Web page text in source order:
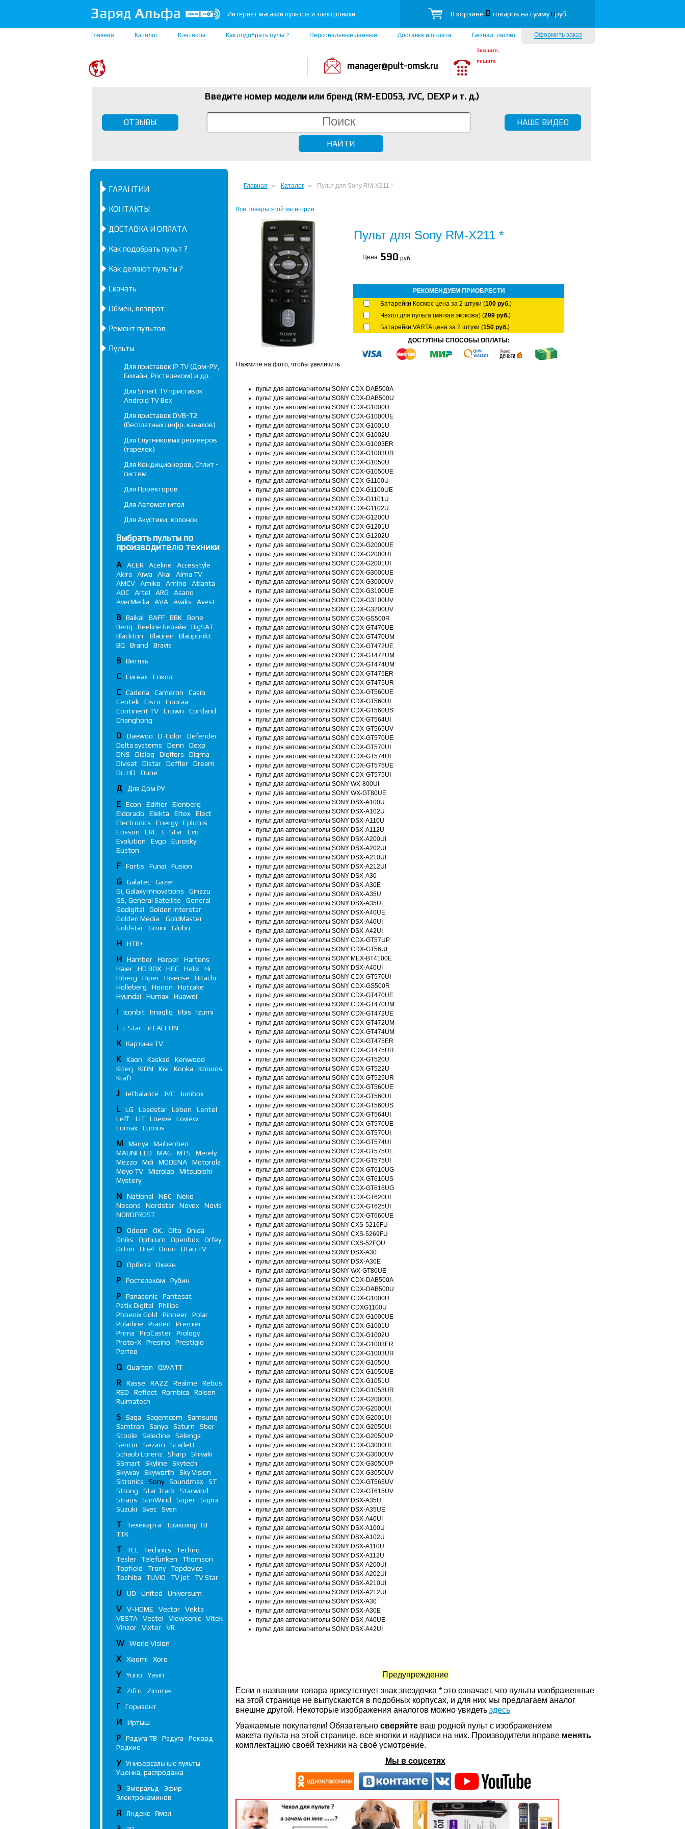
Интернет магазин пультов и электроники В корзине 0товаров на сумму0руб.
Оформить заказ
Главная Каталог Контакты Как подобрать пульт? Персональные данные Доставка и оплата Безнал. расчёт
manager@pult-omsk.ru
Звоните,
пишите
Введите номер модели или бренд (RM-ED053, JVC, DEXP и т. д.)
ОТЗЫВЫ НАШЕ ВИДЕО
Главная Каталог Пульт для Sony RM-X211 *
Все товары этой категории
Нажмите на фото, чтобы увеличить
Пульт для Sony RM-X211 *
Цена: 590 руб.
РЕКОМЕНДУЕМ ПРИОБРЕСТИ
Батарейки Космос цена за 2 штуки (100 руб.)
Чехол для пульта (мягкая экокожа) (299 руб.)
Батарейки VARTA цена за 2 штуки (150 руб.)
ДОСТУПНЫ СПОСОБЫ ОПЛАТЫ:
пульт для автомагнитолы SONY CDX-DAB500A
пульт для автомагнитолы SONY CDX-DAB500U
пульт для автомагнитолы SONY CDX-G1000U
пульт для автомагнитолы SONY CDX-G1000UE
пульт для автомагнитолы SONY CDX-G1001U
пульт для автомагнитолы SONY CDX-G1002U
пульт для автомагнитолы SONY CDX-G1003ER
пульт для автомагнитолы SONY CDX-G1003UR
пульт для автомагнитолы SONY CDX-G1050U
пульт для автомагнитолы SONY CDX-G1050UE
пульт для автомагнитолы SONY CDX-G1100U
пульт для автомагнитолы SONY CDX-G1100UE
пульт для автомагнитолы SONY CDX-G1101U
пульт для автомагнитолы SONY CDX-G1102U
пульт для автомагнитолы SONY CDX-G1200U
пульт для автомагнитолы SONY CDX-G1201U
пульт для автомагнитолы SONY CDX-G1202U
пульт для автомагнитолы SONY CDX-G2000UE
пульт для автомагнитолы SONY CDX-G2000UI
пульт для автомагнитолы SONY CDX-G2001UI
пульт для автомагнитолы SONY CDX-G3000UE
пульт для автомагнитолы SONY CDX-G3000UV
пульт для автомагнитолы SONY CDX-G3100UE
пульт для автомагнитолы SONY CDX-G3100UV
пульт для автомагнитолы SONY CDX-G3200UV
пульт для автомагнитолы SONY CDX-GS500R
пульт для автомагнитолы SONY CDX-GT470UE
пульт для автомагнитолы SONY CDX-GT470UM
пульт для автомагнитолы SONY CDX-GT472UE
пульт для автомагнитолы SONY CDX-GT472UM
пульт для автомагнитолы SONY CDX-GT474UM
пульт для автомагнитолы SONY CDX-GT475ER
пульт для автомагнитолы SONY CDX-GT475UR
пульт для автомагнитолы SONY CDX-GT560UE
пульт для автомагнитолы SONY CDX-GT560UI
пульт для автомагнитолы SONY CDX-GT560US
пульт для автомагнитолы SONY CDX-GT564UI
пульт для автомагнитолы SONY CDX-GT565UV
пульт для автомагнитолы SONY CDX-GT570UE
пульт для автомагнитолы SONY CDX-GT570UI
пульт для автомагнитолы SONY CDX-GT574UI
пульт для автомагнитолы SONY CDX-GT575UE
пульт для автомагнитолы SONY CDX-GT575UI
пульт для автомагнитолы SONY WX-800UI
пульт для автомагнитолы SONY WX-GT80UE
пульт для автомагнитолы SONY DSX-A100U
пульт для автомагнитолы SONY DSX-A102U
пульт для автомагнитолы SONY DSX-A110U
пульт для автомагнитолы SONY DSX-A112U
пульт для автомагнитолы SONY DSX-A200UI
пульт для автомагнитолы SONY DSX-A202UI
пульт для автомагнитолы SONY DSX-A210UI
пульт для автомагнитолы SONY DSX-A212UI
пульт для автомагнитолы SONY DSX-A30
пульт для автомагнитолы SONY DSX-A30E
пульт для автомагнитолы SONY DSX-A35U
пульт для автомагнитолы SONY DSX-A35UE
пульт для автомагнитолы SONY DSX-A40UE
пульт для автомагнитолы SONY DSX-A40UI
пульт для автомагнитолы SONY DSX-A42UI
пульт для автомагнитолы SONY CDX-GT57UP
пульт для автомагнитолы SONY CDX-GT56UI
пульт для автомагнитолы SONY MEX-BT4100E
пульт для автомагнитолы SONY DSX-A40UI
пульт для автомагнитолы SONY CDX-GT570UI
пульт для автомагнитолы SONY CDX-GS500R
пульт для автомагнитолы SONY CDX-GT470UE
пульт для автомагнитолы SONY CDX-GT470UM
пульт для автомагнитолы SONY CDX-GT472UE
пульт для автомагнитолы SONY CDX-GT472UM
пульт для автомагнитолы SONY CDX-GT474UM
пульт для автомагнитолы SONY CDX-GT475ER
пульт для автомагнитолы SONY CDX-GT475UR
пульт для автомагнитолы SONY CDX-GT520U
пульт для автомагнитолы SONY CDX-GT522U
пульт для автомагнитолы SONY CDX-GT525UR
пульт для автомагнитолы SONY CDX-GT560UE
пульт для автомагнитолы SONY CDX-GT560UI
пульт для автомагнитолы SONY CDX-GT560US
пульт для автомагнитолы SONY CDX-GT564UI
пульт для автомагнитолы SONY CDX-GT570UE
пульт для автомагнитолы SONY CDX-GT570UI
пульт для автомагнитолы SONY CDX-GT574UI
пульт для автомагнитолы SONY CDX-GT575UE
пульт для автомагнитолы SONY CDX-GT575UI
пульт для автомагнитолы SONY CDX-GT610UG
пульт для автомагнитолы SONY CDX-GT610US
пульт для автомагнитолы SONY CDX-GT616UG
пульт для автомагнитолы SONY CDX-GT620UI
пульт для автомагнитолы SONY CDX-GT625UI
пульт для автомагнитолы SONY CDX-GT660UE
пульт для автомагнитолы SONY CXS-5216FU
пульт для автомагнитолы SONY CXS-5269FU
пульт для автомагнитолы SONY CXS-52FQU
пульт для автомагнитолы SONY DSX-A30
пульт для автомагнитолы SONY DSX-A30E
пульт для автомагнитолы SONY WX-GT80UE
пульт для автомагнитолы SONY CDX-DAB500A
пульт для автомагнитолы SONY CDX-DAB500U
пульт для автомагнитолы SONY CDX-G1000U
пульт для автомагнитолы SONY CDXG1100U
пульт для автомагнитолы SONY CDX-G1000UE
пульт для автомагнитолы SONY CDX-G1001U
пульт для автомагнитолы SONY CDX-G1002U
пульт для автомагнитолы SONY CDX-G1003ER
пульт для автомагнитолы SONY CDX-G1003UR
пульт для автомагнитолы SONY CDX-G1050U
пульт для автомагнитолы SONY CDX-G1050UE
пульт для автомагнитолы SONY CDX-G1051U
пульт для автомагнитолы SONY CDX-G1053UR
пульт для автомагнитолы SONY CDX-G2000UE
пульт для автомагнитолы SONY CDX-G2000UI
пульт для автомагнитолы SONY CDX-G2001UI
пульт для автомагнитолы SONY CDX-G2050UI
пульт для автомагнитолы SONY CDX-G2050UP
пульт для автомагнитолы SONY CDX-G3000UE
пульт для автомагнитолы SONY CDX-G3000UV
пульт для автомагнитолы SONY CDX-G3050UP
пульт для автомагнитолы SONY CDX-G3050UV
пульт для автомагнитолы SONY CDX-GT565UV
пульт для автомагнитолы SONY CDX-GT615UV
пульт для автомагнитолы SONY DSX-A35U
пульт для автомагнитолы SONY DSX-A35UE
пульт для автомагнитолы SONY DSX-A40UI
пульт для автомагнитолы SONY DSX-A100U
пульт для автомагнитолы SONY DSX-A102U
пульт для автомагнитолы SONY DSX-A110U
пульт для автомагнитолы SONY DSX-A112U
пульт для автомагнитолы SONY DSX-A200UI
пульт для автомагнитолы SONY DSX-A202UI
пульт для автомагнитолы SONY DSX-A210UI
пульт для автомагнитолы SONY DSX-A212UI
пульт для автомагнитолы SONY DSX-A30
пульт для автомагнитолы SONY DSX-A30E
пульт для автомагнитолы SONY DSX-A40UE
пульт для автомагнитолы SONY DSX-A42UI
Предупреждение
Если в названии товара присутствует знак звездочка * это означает, что пульты изображенные
на этой странице не выпускаются в подобных корпусах, и для них мы предлагаем аналог
внешне другой. Некоторые изображения аналогов можно увидеть здесь
Уважаемые покупатели! Обязательно сверяйте ваш родной пульт с изображением
макета пульта на этой странице, все кнопки и надписи на них. Производители вправе менять
комплектацию своей техники на своё усмотрение.
Мы в соцсетях
ГАРАНТИИ
КОНТАКТЫ
ДОСТАВКА И ОПЛАТА
Как подобрать пульт ?
Как делают пульты ?
Скачать
Обмен, возврат
Ремонт пультов
Пульты
Для приставок IP TV (Дом-РУ,
Билайн, Ростелеком) и др.
Для Smart TV приставок
Android TV Box
Для приставок DVB-T2
(бесплатных цифр. каналов)
Для Спутниковых ресиверов
(тарелок)
Для Кондиционеров, Сплит -
систем
Для Проекторов
Для Автомагнитол
Для Акустики, колонок
Выбрать пульты по
производителю техники
A ACER Aceline
Accesstyle
Akira
Aiwa Akai
Alma TV
AMCV
Amiko Amino
Atlanta
AOC
Artel ARG
Asano
AverMedia
AVA Avaks Avest
B Baikal BAFF BBK
Bene
Benq
Beeline Билайн
BigSAT
Blackton
Blauren
Blaupunkt
BQ
Brand Bravis
В Витязь
С Сигнал Сокол
C Cadena Cameron
Casio
Centek
Cisco
Coocaa
Continent TV
Crown
Cortland
Changhong
D Daewoo D-Color
Defender
Delta systems
Denn
Dexp
DNS
Dialog Digifors
Digma
Divisat
Distar Doffler
Dream
Dr. HD
Dune
Д Для Дом РУ
E Econ Edifier
Elenberg
Eldorado
Elekta Eltex
Elect
Electronics
Energy
Eplutus
Erisson
ERC E-Star
Evo
Evolution
Evgo
Eurosky
Euston
F Fortis Funai Fusion
G Galatec
Gazer
Gi, Galaxy Innovations
Ginzzu
GS, General Satellite
General
Godigital
Golden Interstar
Golden Media
GoldMaster
Goldstar
Gmini Globo
Н НТВ+
H Hamber Harper
Hartens
Haier
HD BOX HEC Helix
Hi
Hiberg
Hiper Hisense
Hitachi
Holleberg
Horion
Hotcake
Hyundai
Humax Huawei
I Iconbit Imaqliq Irbis Izumi
i i-Star iFFALСON
К Картина TV
K Kaon Kaskad
Kenwood
Kiteq
KION Kivi Konka
Konoos
Kraft
J Jetbalance JVC Junibox
L LG Leadstar Leben
Lentel
Leff
LIT Loewe
Loview
Lumax
Lumus
M Manya
Maibenben
MAUNFELD
MAG MTS
Merely
Mezzo
Mdi MODENA
Motorola
Moyo TV
Microlab
Mitsubishi
Mystery
N National NEC
Neko
Nesons
Nordstar Novex
Novis
NORDFROST
O Odeon OK. Olto
Onida
Oniks
Opticum Openbox
Orfey
Orton
Oriel Orion Otau TV
О Орбита Океан
Р Ростелеком Рубин
P Panasonic
Pantesat
Patix Digital
Philips
Phoenix Gold
Pioneer
Polar
Polarline
Pranen
Premier
Prima
ProCaster
Prology
Proto-X
Presino
Prestigio
Perfeo
Q Quarton QWATT
R Rasse RAZZ Realme
Rebus
RED
Reflect Rombica
Rolsen
Ruimatech
S Saga Sagemcom
Samsung
Samtron
Sanyo Saturn
Sber
Scoole
Selecline
Selenga
Sencor
Sezam
Scarlett
Schaub Lorenz
Sharp
Shivaki
SSmart
Skyline
Skytech
Skyway
Skyworth
Sky Vision
Sitronics
Sony Soundmax
ST
Strong
Star Track
Starwind
Straus
SunWind Super
Supra
Suzuki
Svec Sven
Т Телекарта
Триколор ТВ
ТТК
T TCL Technics
Techno
Tesler
Telefunken
Thomson
Topfield
Trony
Topdevice
Toshiba
TUVIO TV jet TV Star
U UD United Universum
V V-HOME Vector
Vekta
VESTA
Vestel Viewsonic
Vitek
Vinzor
Vixter VR
W World Vision
X Xiaomi Xoro
Y Yuno Yasin
Z Zifro Zimmer
Г Горизонт
И Иртыш
Р Радуга ТВ Радуга
Рекорд
Редкие
У
Универсальные пульты
Уценка, распродажа
Э Эмеральд
Эфир
Электрокаминов
Я Яндекс Ямал